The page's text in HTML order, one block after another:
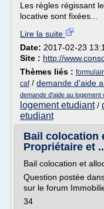
Les règles régissant
locative sont fixées...
Lire la suite
Date: 2017-02-23
Site : http://
Thèmes liés :
caf/ demande d'aide
demande d'aide au logement
logement etudiant/
etudiant
Bail colocation
Propriétaire et
Bail colocation et
Question postée
sur le forum
34